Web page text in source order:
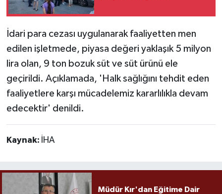
İdari para cezası uygulanarak faaliyetten men
edilen işletmede, piyasa değeri yaklaşık 5 milyon
lira olan, 9 ton bozuk süt ve süt ürünü ele
geçirildi. Açıklamada, 'Halk sağlığını tehdit eden
faaliyetlere karşı mücadelemiz kararlılıkla devam
edecektir' denildi.
Kaynak: İHA
Müdür Kır'dan Eğitime Dair